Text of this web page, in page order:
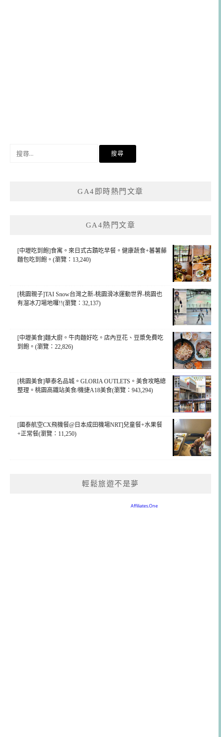
GA4即時熱門文章
GA4熱門文章
[中壢吃到飽]食寓。來日式古蹟吃早餐。健康蔬食+蕃薯藤
麵包吃到飽。(瀏覽：13,240)
[桃園親子]TAI Snow台灣之新-桃園滑冰運動世界-桃園也
有溜冰刀場地囉!!(瀏覽：32,137)
[中壢美食]麵大廚。牛肉麵好吃。店內豆花、豆漿免費吃
到飽。(瀏覽：22,826)
[桃園美食]華泰名品城。GLORIA OUTLETS。美食攻略總
整理。桃園高鐵站美食/機捷A18美食(瀏覽：943,294)
[國泰航空CX飛機餐@日本成田機場NRT]兒童餐+水果餐
+正常餐(瀏覽：11,250)
輕鬆旅遊不是夢